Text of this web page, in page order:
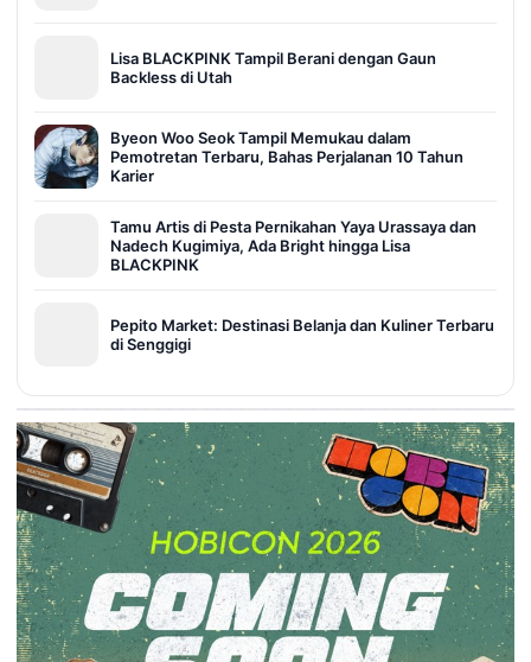
Lisa BLACKPINK Tampil Berani dengan Gaun
Backless di Utah
Byeon Woo Seok Tampil Memukau dalam
Pemotretan Terbaru, Bahas Perjalanan 10 Tahun
Karier
Tamu Artis di Pesta Pernikahan Yaya Urassaya dan
Nadech Kugimiya, Ada Bright hingga Lisa
BLACKPINK
Pepito Market: Destinasi Belanja dan Kuliner Terbaru
di Senggigi